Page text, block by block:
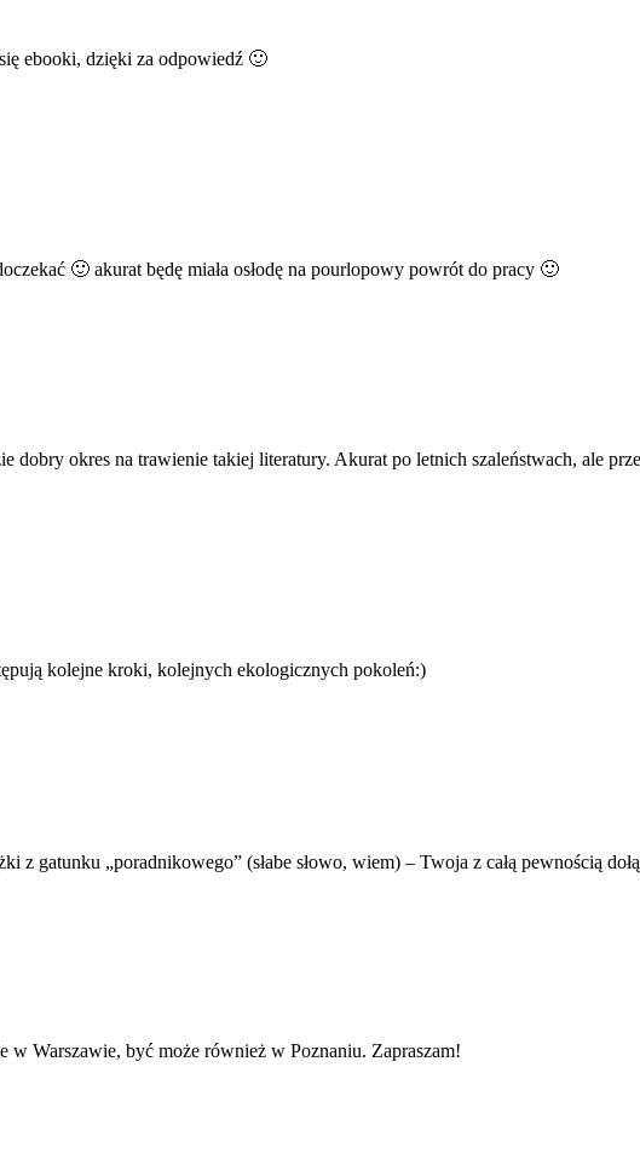
ebooki, dzięki za odpowiedź 🙂
🙂 akurat będę miała osłodę na pourlopowy powrót do pracy 🙂
dobry okres na trawienie takiej literatury. Akurat po letnich szaleństwach, ale
kolejne kroki, kolejnych ekologicznych pokoleń:)
z gatunku „poradnikowego” (słabe słowo, wiem) – Twoja z całą pewnością
w Warszawie, być może również w Poznaniu. Zapraszam!